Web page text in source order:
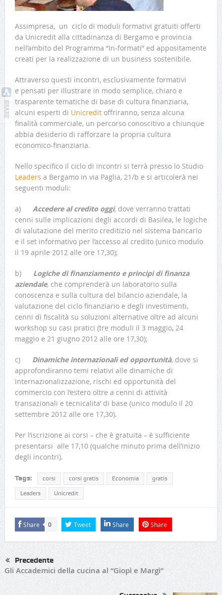
Assimpresa, un ciclo di moduli formativi gratuiti offerti
da Unicredit alla cittadinanza di Bergamo e provincia
nell’ambito del Programma “In-formati” ed appositamente
creati per la realizzazione di un business sostenibile.
Attraverso questi incontri, esclusivamente formativi
e pensati per illustrare in modo semplice, chiaro e
trasparente tematiche di base di cultura finanziaria,
alcuni esperti di Unicreditoffriranno, senza alcuna
finalità commerciale, un percorso conoscitivo a chiunque
abbia desiderio di rafforzare la propria cultura
economico-finanziaria.
Nello specifico il ciclo di incontri si terrà presso lo Studio
Leaders a Bergamo in via Paglia, 21/b e si articolerà nei
seguenti moduli:
a) Accedere al credito oggi, dove verranno trattati
cenni sulle implicazioni degli accordi di Basilea, le logiche
di valutazione del merito creditizio nel sistema bancario
e il set informativo per l’accesso al credito (unico modulo
il 19 aprile 2012 alle ore 17,30);
b) Logiche di finanziamento e principi di finanza
aziendale, che comprenderà un laboratorio sulla
conoscenza e sulla cultura del bilancio aziendale, la
valutazione del ciclo finanziario e degli investimenti,
cenni di fiscalità su soluzioni alternative oltre ad alcuni
workshop su casi pratici (tre moduli il 3 maggio, 24
maggio e 21 giugno 2012 alle ore 17,30);
c) Dinamiche internazionali ed opportunità, dove si
approfondiranno temi relativi alle dinamiche di
internazionalizzazione, rischi ed opportunità del
commercio con l’estero oltre a cenni di attività
transazionali e tecnicalita’ di base (unico modulo il 20
settembre 2012 alle ore 17,30).
Per l’iscrizione ai corsi – che è gratuita – è sufficiente
presentarsi alle 17,10 (qualche minuto prima dell’inizio
degli incontri).
Tags: corsi corsi gratis Economia gratis
Leaders Unicredit
Share 0 Tweet Share Share
Precedente
Gli Accademici della cucina al “Giopì e Margì”